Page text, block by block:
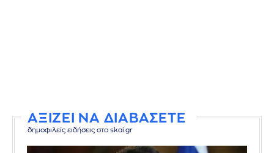
ΑΞΙΖΕΙ ΝΑ ΔΙΑΒΑΣΕΤΕ
δημοφιλείς ειδήσεις στο skai.gr